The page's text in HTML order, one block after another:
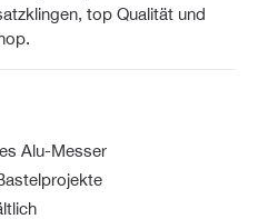
top Qualität und
Alu-Messer